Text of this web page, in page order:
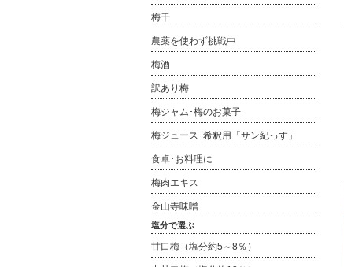
梅干
農薬を使わず挑戦中
梅酒
訳あり梅
梅ジャム･梅のお菓子
梅ジュース･希釈用「サン紀っす」
食卓･お料理に
梅肉エキス
金山寺味噌
塩分で選ぶ
甘口梅（塩分約5～8％）